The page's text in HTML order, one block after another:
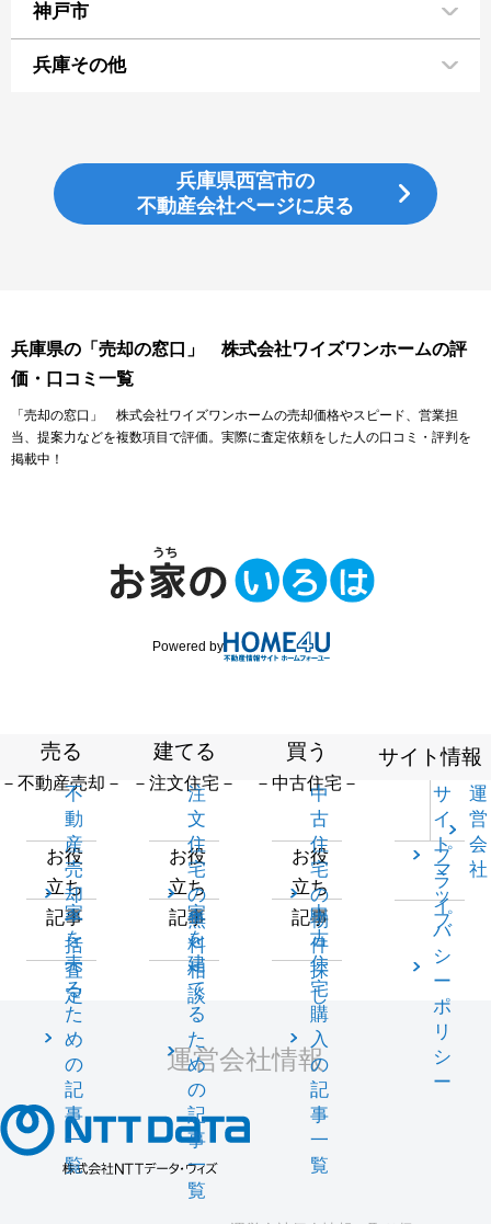
神戸市
兵庫その他
兵庫県西宮市の
不動産会社ページに戻る
兵庫県の「売却の窓口」 株式会社ワイズワンホームの評
価・口コミ一覧
「売却の窓口」 株式会社ワイズワンホームの売却価格やスピード、営業担
当、提案力などを複数項目で評価。実際に査定依頼をした人の口コミ・評判を
掲載中！
Powered by
売る
－不動産売却－
不
動
産
売
却
一
括
査
定
お役
立ち
記事
家
を
売
る
た
め
の
記
事
一
覧
建てる
－注文住宅－
注
文
住
宅
の
無
料
相
談
お役
立ち
記事
家
を
建
て
る
た
め
の
記
事
一
覧
買う
－中古住宅－
中
古
住
宅
の
物
件
探
し
お役
立ち
記事
中
古
住
宅
購
入
の
記
事
一
覧
サイト情報
サ
イ
ト
マ
ッ
プ
運
営
会
社
プ
ラ
イ
バ
シ
ー
ポ
リ
シ
ー
運営会社情報